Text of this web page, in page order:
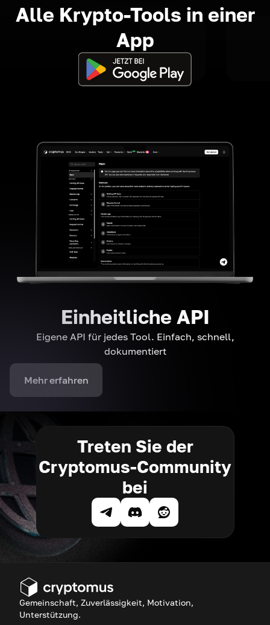
Alle Krypto-Tools in einer
App
Einheitliche API
Eigene API für jedes Tool. Einfach, schnell,
dokumentiert
Mehr erfahren
Treten Sie der
Cryptomus-Community
bei
Gemeinschaft, Zuverlässigkeit, Motivation,
Unterstützung.